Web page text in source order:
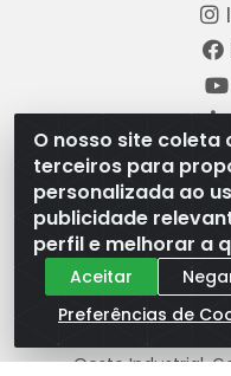
O nosso site coleta
terceiros para
personalizada ao
publicidade
perfil e melhorar a
Aceitar
Preferências de
Formas
WB
Oeste Industrial,